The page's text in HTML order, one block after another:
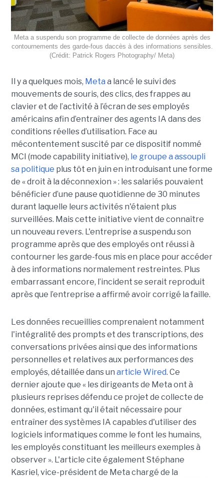
Meta a suspendu son programme de collecte de données après des
contournements des garde-fous daccès à des informations sensibles.
(Crédit: Patrick Rogers Photography/ Meta)
Il y a quelques mois, Meta a lancé le suivi des
mouvements de souris, des clics, des frappes au
clavier et de l’activité à l’écran de ses employés
américains afin d’entraîner des agents IA dans des
conditions réelles d’utilisation. Face au
mécontentement suscité par ce dispositif nommé
MCI (mode capability initiative), le groupe a assoupli
sa politique plus tôt en juin en introduisant une forme
de « droit à la déconnexion » : les salariés pouvaient
bénéficier d’une pause quotidienne de 30 minutes
durant laquelle leurs activités n'étaient plus
surveillées. Mais cette initiative vient de connaître
un nouveau revers. L'entreprise a suspendu son
programme après que des employés ont réussi à
contourner les garde-fous mis en place pour accéder
à des informations normalement restreintes. Plus
embarrassant encore, l’incident se serait reproduit
après que l’entreprise a affirmé avoir corrigé la faille.
Les données recueillies comprenaient notamment
l'intégralité des prompts et des transcriptions, des
conversations privées ainsi que des informations
personnelles et relatives aux performances des
employés, détaillée dans un article Wired. Ce
dernier ajoute que « les dirigeants de Meta ont à
plusieurs reprises défendu ce projet de collecte de
données, estimant qu'il était nécessaire pour
entraîner des systèmes IA capables d'utiliser des
logiciels informatiques comme le font les humains,
les employés constituant les meilleurs exemples à
observer ». L'article cite également Stéphane
Kasriel, vice-président de Meta chargé de la